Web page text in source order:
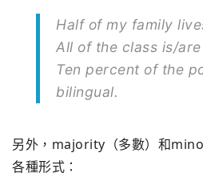
Half of my family
All of the class is/are
Ten percent of the
bilingual.
另外，majority（多數）和
各種形式：